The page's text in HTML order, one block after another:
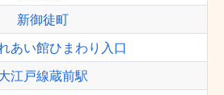
新御徒町
あい館ひまわり入口
江戸線蔵前駅